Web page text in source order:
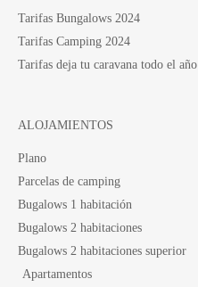
Tarifas Bungalows 2024
Tarifas Camping 2024
Tarifas deja tu caravana todo el año
ALOJAMIENTOS
Plano
Parcelas de camping
Bugalows 1 habitación
Bugalows 2 habitaciones
Bugalows 2 habitaciones superior
Apartamentos